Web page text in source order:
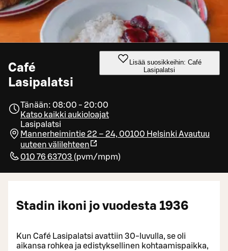
Café
Lasipalatsi
Lisää suosikkeihin: Café
Lasipalatsi
Tänään: 08:00 - 20:00
Katso kaikki aukioloajat
Lasipalatsi
Mannerheimintie 22 – 24, 00100 Helsinki Avautuu
uuteen välilehteen
010 76 63703 (pvm/mpm)
Stadin ikoni jo vuodesta 1936
Kun Café Lasipalatsi avattiin 30-luvulla, se oli
aikansa rohkea ja edistyksellinen kohtaamispaikka,